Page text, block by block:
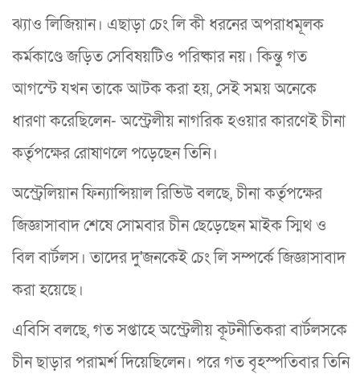
ঝ্যাও লিজিয়ান। এছাড়া চেং লি কী ধরনের অপরাধমূলক
কর্মকাণ্ডে জড়িত সেবিষয়টিও পরিষ্কার নয়। কিন্তু গত
আগস্টে যখন তাকে আটক করা হয়, সেই সময় অনেকে
ধারণা করেছিলেন- অস্ট্রেলীয় নাগরিক হওয়ার কারণেই চীনা
কর্তৃপক্ষের রোষাণলে পড়েছেন তিনি।
অস্ট্রেলিয়ান ফিন্যান্সিয়াল রিভিউ বলছে, চীনা কর্তৃপক্ষের
জিজ্ঞাসাবাদ শেষে সোমবার চীন ছেড়েছেন মাইক স্মিথ ও
বিল বার্টলস। তাদের দু'জনকেই চেং লি সম্পর্কে জিজ্ঞাসাবাদ
করা হয়েছে।
এবিসি বলছে, গত সপ্তাহে অস্ট্রেলীয় কূটনীতিকরা বার্টলসকে
চীন ছাড়ার পরামর্শ দিয়েছিলেন। পরে গত বৃহস্পতিবার তিনি